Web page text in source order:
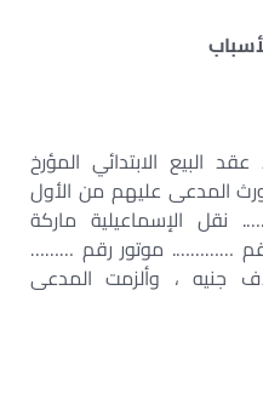
البيع الابتدائي المؤرخ
مورث المدعى عليهم من الأول
نقل الإسماعيلية ماركة
رقم …………. موتور رقم ………
جنيه ، وألزمت المدعى